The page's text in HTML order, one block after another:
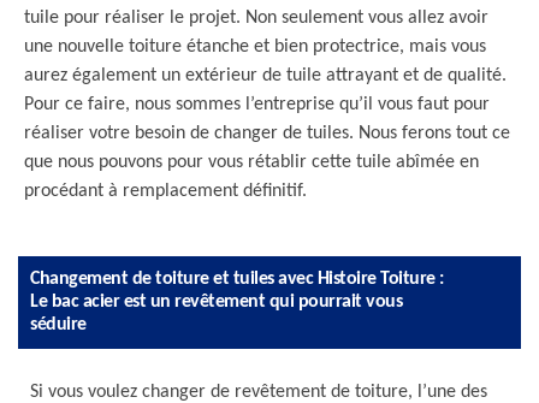
tuile pour réaliser le projet. Non seulement vous allez avoir
une nouvelle toiture étanche et bien protectrice, mais vous
aurez également un extérieur de tuile attrayant et de qualité.
Pour ce faire, nous sommes l’entreprise qu’il vous faut pour
réaliser votre besoin de changer de tuiles. Nous ferons tout ce
que nous pouvons pour vous rétablir cette tuile abîmée en
procédant à remplacement définitif.
Changement de toiture et tuiles avec Histoire Toiture :
Le bac acier est un revêtement qui pourrait vous
séduire
Si vous voulez changer de revêtement de toiture, l’une des